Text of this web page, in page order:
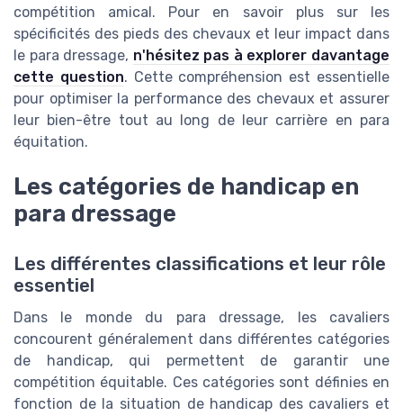
compétition amical. Pour en savoir plus sur les
spécificités des pieds des chevaux et leur impact dans
le para dressage, n'hésitez pas à explorer davantage
cette question. Cette compréhension est essentielle
pour optimiser la performance des chevaux et assurer
leur bien-être tout au long de leur carrière en para
équitation.
Les catégories de handicap en
para dressage
Les différentes classifications et leur rôle
essentiel
Dans le monde du para dressage, les cavaliers
concourent généralement dans différentes catégories
de handicap, qui permettent de garantir une
compétition équitable. Ces catégories sont définies en
fonction de la situation de handicap des cavaliers et